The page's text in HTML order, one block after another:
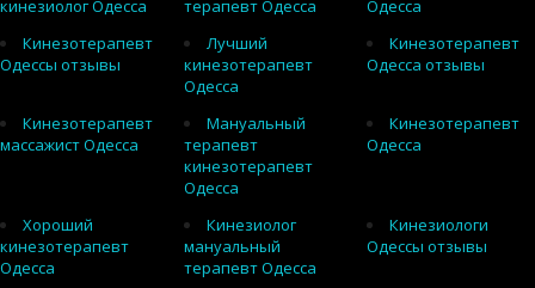
кинезиолог Одесса терапевт Одесса
Одесса
Кинезотерапевт
Одессы отзывы
Лучший
кинезотерапевт
Одесса
Кинезотерапевт
Одесса отзывы
Кинезотерапевт
массажист Одесса
Мануальный
терапевт
кинезотерапевт
Одесса
Кинезотерапевт
Одесса
Хороший
кинезотерапевт
Одесса
Кинезиолог
мануальный
терапевт Одесса
Кинезиологи
Одессы отзывы